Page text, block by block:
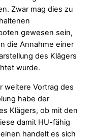
Zwar mag dies zu
gewesen sein,
die Annahme einer
des Klägers
wurde.
weitere Vortrag des
habe der
Klägers, ob mit den
damit HU-fähig
handelt es sich